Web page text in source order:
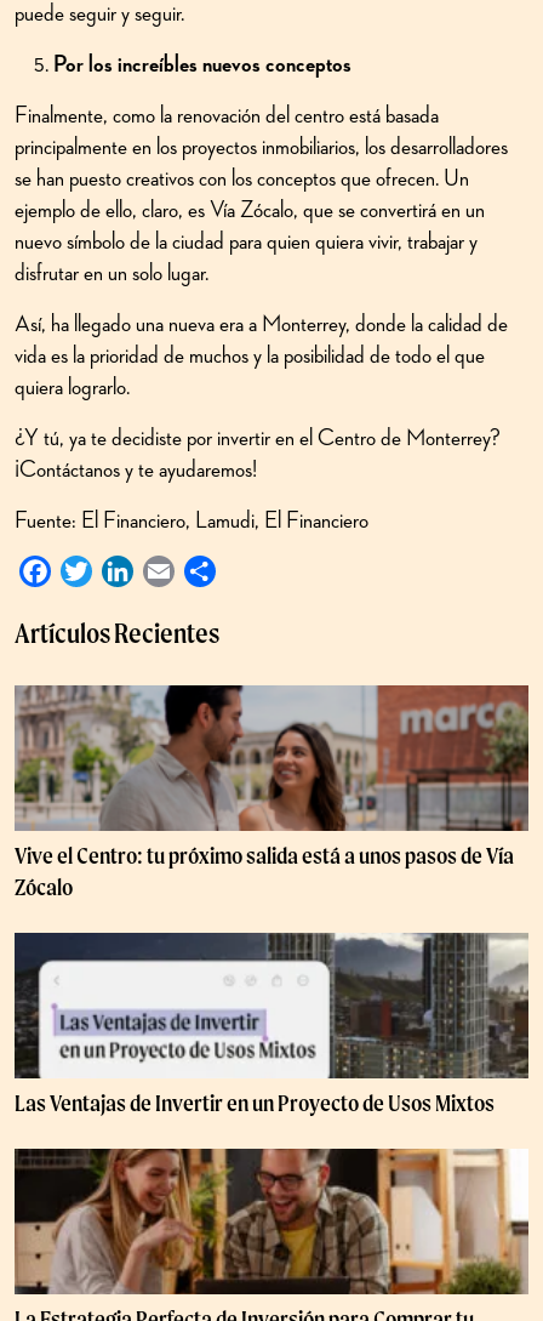
puede seguir y seguir.
Por los increíbles nuevos conceptos
Finalmente, como la renovación del centro está basada
principalmente en los proyectos inmobiliarios, los desarrolladores
se han puesto creativos con los conceptos que ofrecen. Un
ejemplo de ello, claro, es Vía Zócalo, que se convertirá en un
nuevo símbolo de la ciudad para quien quiera vivir, trabajar y
disfrutar en un solo lugar.
Así, ha llegado una nueva era a Monterrey, donde la calidad de
vida es la prioridad de muchos y la posibilidad de todo el que
quiera lograrlo.
¿Y tú, ya te decidiste por invertir en el Centro de Monterrey?
¡Contáctanos y te ayudaremos!
Fuente: El Financiero, Lamudi, El Financiero
FacebookTwitter LinkedInEmail
Artículos Recientes
Vive el Centro: tu próximo salida está a unos pasos de Vía
Zócalo
Las Ventajas de Invertir en un Proyecto de Usos Mixtos